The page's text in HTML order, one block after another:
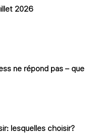
2026
ne répond pas – que
lesquelles choisir?